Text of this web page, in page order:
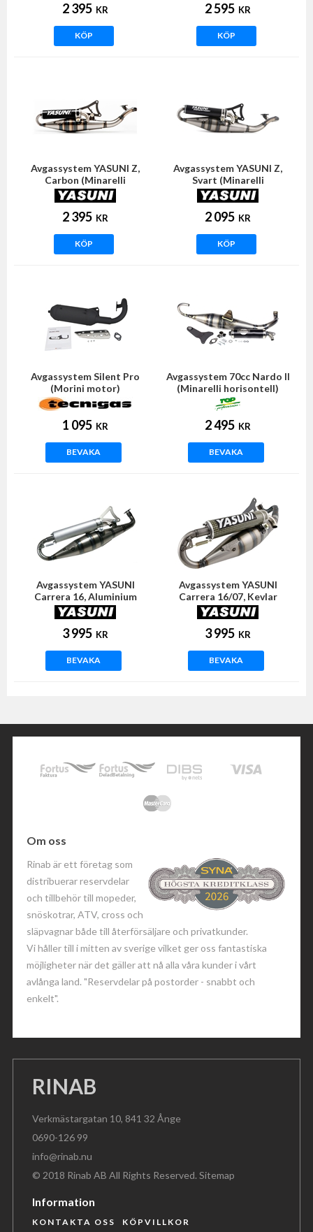
2 395 KR
KÖP
2 595 KR
KÖP
Avgassystem YASUNI Z,
Carbon (Minarelli
horisontell)
2 395 KR
KÖP
Avgassystem YASUNI Z,
Svart (Minarelli
horisontell)
2 095 KR
KÖP
Avgassystem Silent Pro
(Morini motor)
1 095 KR
BEVAKA
Avgassystem 70cc Nardo II
(Minarelli horisontell)
2 495 KR
BEVAKA
Avgassystem YASUNI
Carrera 16, Aluminium
(Minarelli horisontell)
3 995 KR
BEVAKA
Avgassystem YASUNI
Carrera 16/07, Kevlar
(Minarelli horisontell)
3 995 KR
BEVAKA
Om oss
Rinab är ett företag som
distribuerar reservdelar
och tillbehör till mopeder,
snöskotrar, ATV, cross och
släpvagnar både till återförsäljare och privatkunder.
Vi håller till i mitten av sverige vilket ger oss fantastiska
möjligheter när det gäller att nå alla våra kunder i vårt
avlånga land. "Reservdelar på postorder - snabbt och
enkelt".
RINAB
Verkmästargatan 10, 841 32 Ånge
0690-126 99
info@rinab.nu
© 2018 Rinab AB All Rights Reserved.Sitemap
Information
KONTAKTA OSS
KÖPVILLKOR